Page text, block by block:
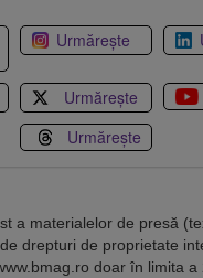
Urmărește
Urmărește
Urmărește
a materialelor de presă
drepturi de proprietate
doar în limita a